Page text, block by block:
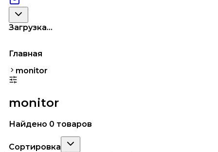
Загрузка...
Главная
monitor
monitor
Найдено 0 товаров
Сортировка